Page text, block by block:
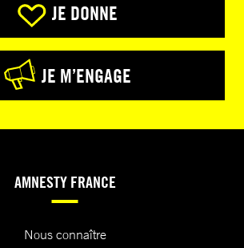
JE DONNE
JE M’ENGAGE
AMNESTY FRANCE
Nous connaître